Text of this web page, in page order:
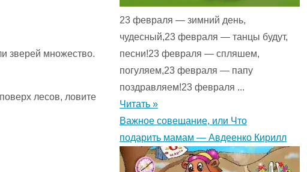
зверей множество.
лесов, ловите
23 февраля — зимний день,
чудесный,23 февраля — танцы будут,
песни!23 февраля — спляшем,
погуляем,23 февраля — папу
поздравляем!23 февраля ...
Читать »
Важное совещание, или Что
подарить мамам — Авдеенко Кирилл